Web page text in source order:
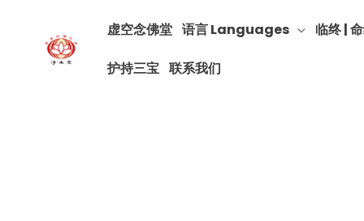
虚空念佛堂 语言 Languages 临终 |
护持三宝 联系我们